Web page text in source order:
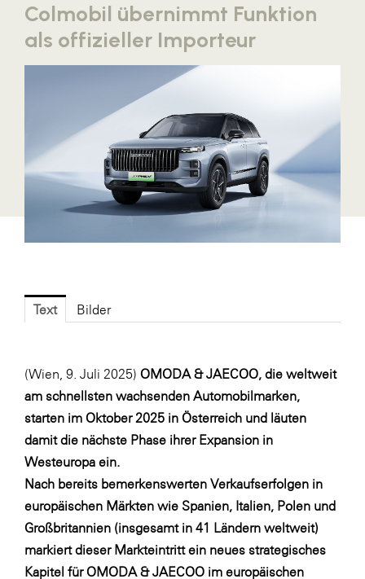
Cineplexx
Controller Institut
Designer Outlets Parndorf und Salzburg
DOMOFERM
Essity
Fressnapf
FV Energierohstoff & Kraftstoff
Gas Connect Austria
GBV - Verband gemeinnütziger
Bauvereinigungen
Getzner Werkstoffe
Heimat Österreich
ikp
Colmobil übernimmt Funktion
als offizieller Importeur
Text Bilder
(Wien, 9. Juli 2025) OMODA & JAECOO, die weltweit
am schnellsten wachsenden Automobilmarken,
starten im Oktober 2025 in Österreich und läuten
damit die nächste Phase ihrer Expansion in
Westeuropa ein.
Nach bereits bemerkenswerten Verkaufserfolgen in
europäischen Märkten wie Spanien, Italien, Polen und
Großbritannien (insgesamt in 41 Ländern weltweit)
markiert dieser Markteintritt ein neues strategisches
Kapitel für OMODA & JAECOO im europäischen